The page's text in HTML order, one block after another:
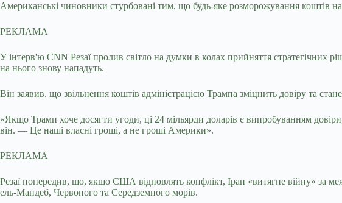
Американські чиновники стурбовані тим, що будь-яке розморожування коштів
РЕКЛАМА
У інтерв'ю CNN Резаї пролив світло на думки в колах прийняття стратегічних
на нього знову нападуть.
Він заявив, що звільнення коштів адміністрацією Трампа зміцнить довіру та
«Якщо Трамп хоче досягти угоди, ці 24 мільярди доларів є випробуванням
він. — Це наші власні гроші, а не гроші Америки».
РЕКЛАМА
Резаї попередив, що, якщо США відновлять конфлікт, Іран «витягне війну» за
ель-Мандеб, Червоного та Середземного морів.